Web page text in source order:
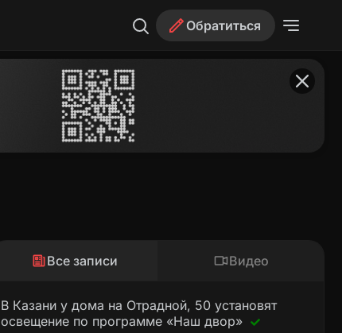
Обратиться
Все записи Видео
В Казани у дома на Отрадной, 50 установят
освещение по программе «Наш двор»